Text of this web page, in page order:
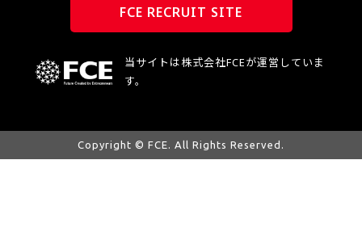
FCE RECRUIT SITE
当サイトは株式会社FCEが運営していま
す。
Copyright © FCE. All Rights Reserved.